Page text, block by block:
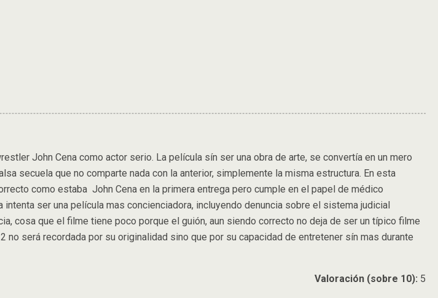
John Cena como actor serio. La película sín ser una obra de arte, se convertía en un mero
secuela que no comparte nada con la anterior, simplemente la misma estructura. En esta
como estaba John Cena en la primera entrega pero cumple en el papel de médico
ser una película mas concienciadora, incluyendo denuncia sobre el sistema judicial
cosa que el filme tiene poco porque el guión, aun siendo correcto no deja de ser un típico filme
será recordada por su originalidad sino que por su capacidad de entretener sín mas durante
Valoración (sobre 10): 5